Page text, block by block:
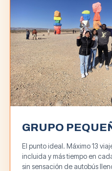
GRUPO
El punto ideal. Máximo 13
incluida y más tiempo en
sin sensación de autobús